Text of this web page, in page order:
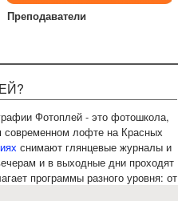
Преподаватели
Фотоплей - это фотошкола,
лофте на Красных
снимают глянцевые журналы и
и в выходные дни проходят
программы разного уровня: от